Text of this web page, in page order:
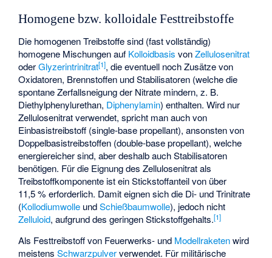
Homogene bzw. kolloidale Festtreibstoffe
Die homogenen Treibstoffe sind (fast vollständig)
homogene Mischungen auf Kolloidbasis vonZellulosenitrat
oderGlyzerintrinitrat[1], die eventuell noch Zusätze von
Oxidatoren, Brennstoffen und Stabilisatoren (welche die
spontane Zerfallsneigung der Nitrate mindern, z. B.
Diethylphenylurethan, Diphenylamin) enthalten. Wird nur
Zellulosenitrat verwendet, spricht man auch von
Einbasistreibstoff (single-base propellant), ansonsten von
Doppelbasistreibstoffen (double-base propellant), welche
energiereicher sind, aber deshalb auch Stabilisatoren
benötigen. Für die Eignung des Zellulosenitrat als
Treibstoffkomponente ist ein Stickstoffanteil von über
11,5 % erforderlich. Damit eignen sich die Di- und Trinitrate
(Kollodiumwolle undSchießbaumwolle), jedoch nicht
Zelluloid, aufgrund des geringen Stickstoffgehalts.[1]
Als Festtreibstoff von Feuerwerks- und Modellraketenwird
meistensSchwarzpulververwendet. Für militärische